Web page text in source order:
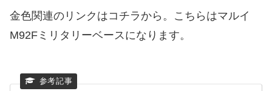
金色関連のリンクはコチラから。こちらはマルイ
M92Fミリタリーベースになります。